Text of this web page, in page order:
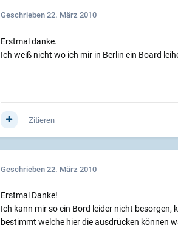
Geschrieben 22. März 2010
Erstmal danke.
Ich weiß nicht wo ich mir in Berlin ein Board
Zitieren
Geschrieben 22. März 2010
Erstmal Danke!
Ich kann mir so ein Bord leider nicht besorgen,
bestimmt welche hier die ausdrücken können